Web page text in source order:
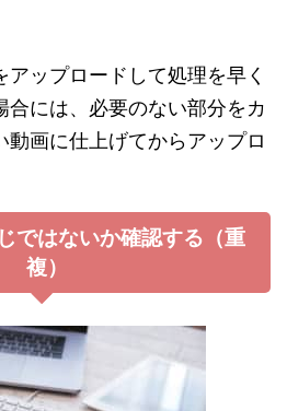
ップロードして処理を早く
合には、必要のない部分をカ
動画に仕上げてからアップロ
ではないか確認する（重
複）